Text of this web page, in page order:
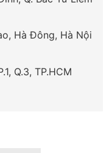
Hà Đông, Hà Nội
Q.3, TP.HCM